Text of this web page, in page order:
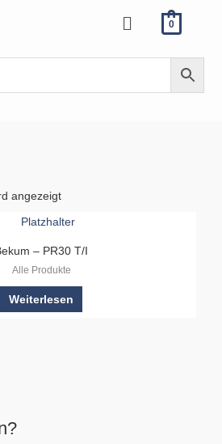
Menü 0
angezeigt
– PR30 T/I
Alle Produkte
Weiterlesen